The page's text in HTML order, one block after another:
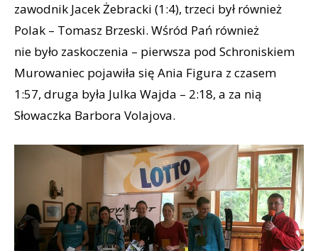
zawodnik Jacek Żebracki (1:4), trzeci był również
Polak – Tomasz Brzeski. Wśród Pań również
nie było zaskoczenia – pierwsza pod Schroniskiem
Murowaniec pojawiła się Ania Figura z czasem
1:57, druga była Julka Wajda – 2:18, a za nią
Słowaczka Barbora Volajova.